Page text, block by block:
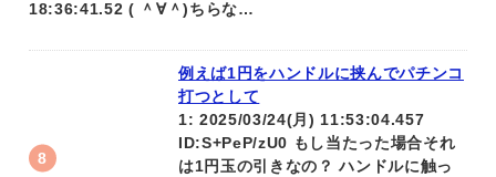
18:36:41.52 ( ＾∀＾)ちらな…
例えば1円をハンドルに挟んでパチンコ
打つとして
1: 2025/03/24(月) 11:53:04.457
ID:S+PeP/zU0 もし当たった場合それ
は1円玉の引きなの？ ハンドルに触っ